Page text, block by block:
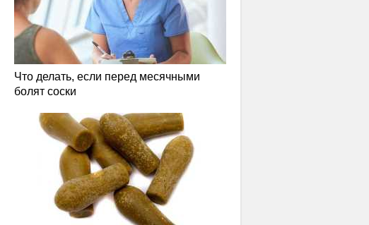
Что делать, если перед месячными
болят соски